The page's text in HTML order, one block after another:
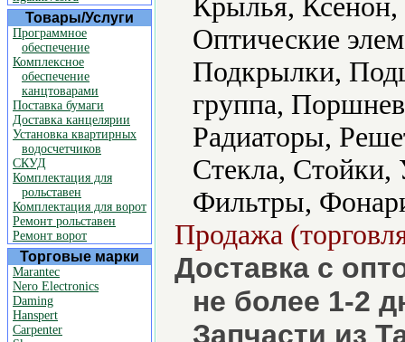
Товары/Услуги
Программное
обеспечение
Комплексное
обеспечение
канцтоварами
Поставка бумаги
Доставка канцелярии
Установка квартирных
водосчетчиков
СКУД
Комплектация для
рольставен
Комплектация для ворот
Ремонт рольставен
Ремонт ворот
Торговые марки
Marantec
Nero Electronics
Daming
Hanspert
Carpenter
Крылья,
Оптические
Подкрылки,
группа,
Радиаторы,
Стекла, Стойки,
Фильтры,
Продажа
Доставка с
не более 1-2
Запчасти из